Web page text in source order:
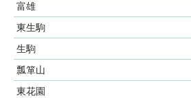
富雄
東生駒
生駒
瓢箪山
東花園